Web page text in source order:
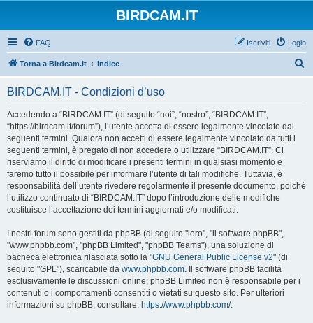
BIRDCAM.IT
FAQ Login
Iscriviti
Torna a Birdcam.it Indice
BIRDCAM.IT - Condizioni d’uso
Accedendo a “BIRDCAM.IT” (di seguito “noi”, “nostro”, “BIRDCAM.IT”,
“https://birdcam.it/forum”), l’utente accetta di essere legalmente vincolato dai
seguenti termini. Qualora non accetti di essere legalmente vincolato da tutti i
seguenti termini, è pregato di non accedere o utilizzare “BIRDCAM.IT”. Ci
riserviamo il diritto di modificare i presenti termini in qualsiasi momento e
faremo tutto il possibile per informare l’utente di tali modifiche. Tuttavia, è
responsabilità dell’utente rivedere regolarmente il presente documento, poiché
l’utilizzo continuato di “BIRDCAM.IT” dopo l’introduzione delle modifiche
costituisce l’accettazione dei termini aggiornati e/o modificati.
I nostri forum sono gestiti da phpBB (di seguito "loro", "il software phpBB",
"www.phpbb.com", "phpBB Limited", "phpBB Teams"), una soluzione di
bacheca elettronica rilasciata sotto la "GNU General Public License v2" (di
seguito "GPL"), scaricabile da www.phpbb.com. Il software phpBB facilita
esclusivamente le discussioni online; phpBB Limited non è responsabile per i
contenuti o i comportamenti consentiti o vietati su questo sito. Per ulteriori
informazioni su phpBB, consultare: https://www.phpbb.com/.